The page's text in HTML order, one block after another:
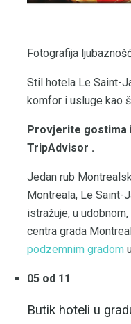
Fotografija
Stil hotela Le Saint-
komfor i usluge kao
Provjerite gostima
TripAdvisor .
Jedan rub
Montreala, Le Saint-
istražuje, u
centra grada
podzemnim gradom
05 od 11
Butik hoteli u